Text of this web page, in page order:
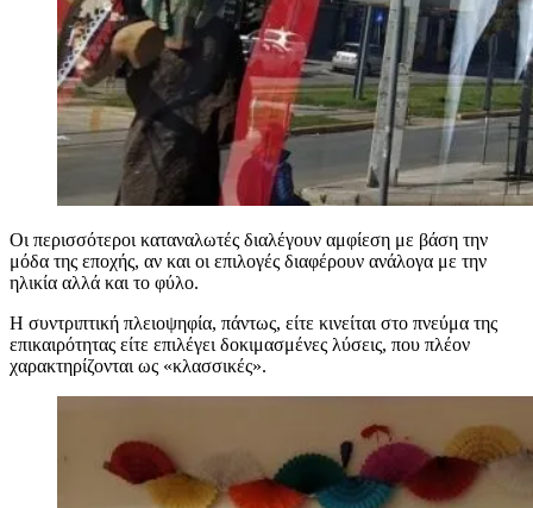
Οι περισσότεροι καταναλωτές διαλέγουν αμφίεση με βάση την
μόδα της εποχής, αν και οι επιλογές διαφέρουν ανάλογα με την
ηλικία αλλά και το φύλο.
Η συντριπτική πλειοψηφία, πάντως, είτε κινείται στο πνεύμα της
επικαιρότητας είτε επιλέγει δοκιμασμένες λύσεις, που πλέον
χαρακτηρίζονται ως «κλασσικές».